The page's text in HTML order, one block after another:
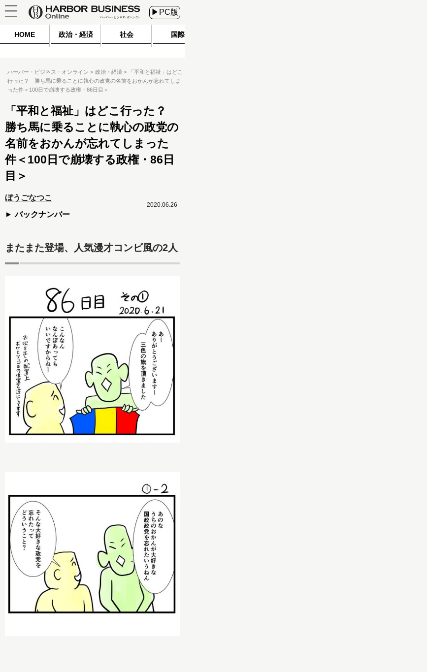
▶PC版
HOME 政治・経済 社会 国際
ハーバー・ビジネス・オンライン 政治・経済
「平和と福祉」はどこ
行った？ 勝ち馬に乗ることに執心の政党の名前をおかんが忘れてしま
った件＜100日で崩壊する政権・86日目＞
「平和と福祉」はどこ行った？
勝ち馬に乗ることに執心の政党の
名前をおかんが忘れてしまった
件＜100日で崩壊する政権・86日
目＞
ぼうごなつこ
バックナンバー
2020.06.26
またまた登場、人気漫才コンビ風の2人